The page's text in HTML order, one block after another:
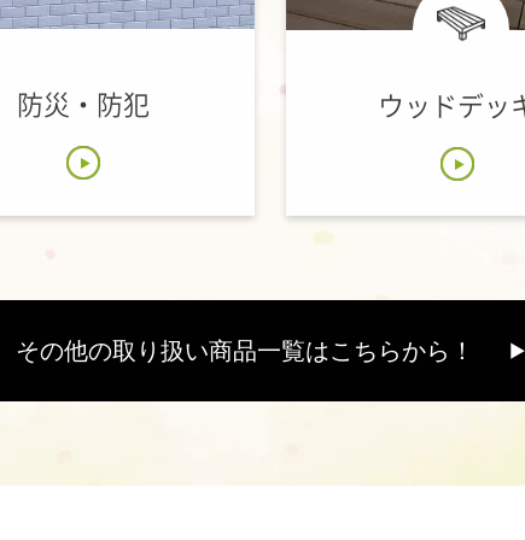
防災・防犯 ウッドデッ
その他の取り扱い商品一覧はこちらから！